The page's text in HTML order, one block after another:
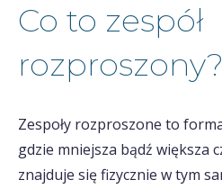
Co to zespół
rozproszony?
Zespoły rozproszone to
gdzie mniejsza bądź większa
znajduje się fizycznie w tym